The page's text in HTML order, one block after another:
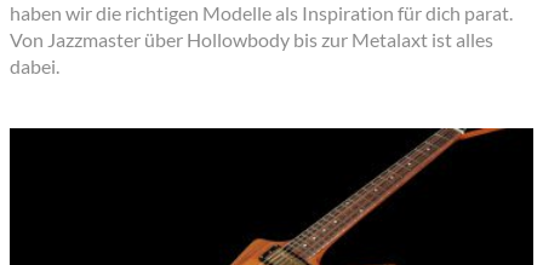
haben wir die richtigen Modelle als Inspiration für dich parat.
Von Jazzmaster über Hollowbody bis zur Metalaxt ist alles
dabei.